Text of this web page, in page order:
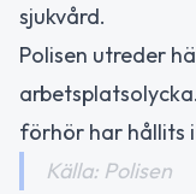
sjukvård.
Polisen utreder
förhör har hållits
Källa: Polisen